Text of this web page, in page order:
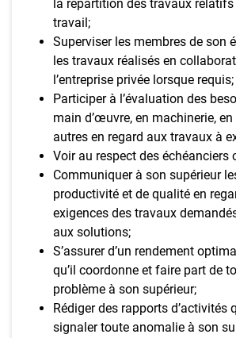
la répartition des travaux
travail;
Superviser les membres de son
les travaux réalisés en
l’entreprise privée lorsque requis;
Participer à l’évaluation des
main d’œuvre, en machinerie,
autres en regard aux travaux à
Voir au respect des échéanciers
Communiquer à son supérieur
productivité et de qualité en
exigences des travaux
aux solutions;
S’assurer d’un rendement
qu’il coordonne et faire part de
problème à son supérieur;
Rédiger des rapports d’activités
signaler toute anomalie à son